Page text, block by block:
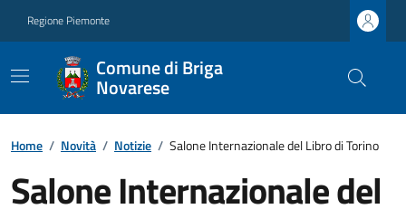
Regione Piemonte
Comune di Briga
Novarese
Home / Novità / Notizie / Salone Internazionale del Libro di Torino
Salone Internazionale del